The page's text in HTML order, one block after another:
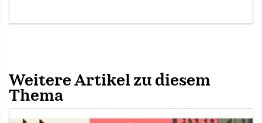
Weitere Artikel zu diesem
Thema